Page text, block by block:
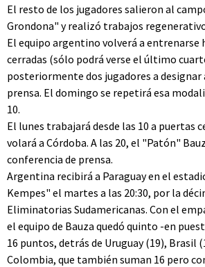
El resto de los jugadores salieron al
Grondona" y realizó trabajos
El equipo argentino volverá a entrenarse
cerradas (sólo podrá verse el último
posteriormente dos jugadores a designar
prensa. El domingo se repetirá esa
10.
El lunes trabajará desde las 10 a puertas
volará a Córdoba. A las 20, el "Patón"
conferencia de prensa.
Argentina recibirá a Paraguay en el
Kempes" el martes a las 20:30, por la
Eliminatorias Sudamericanas. Con el
el equipo de Bauza quedó quinto -en
16 puntos, detrás de Uruguay (19), Brasil
Colombia, que también suman 16 pero